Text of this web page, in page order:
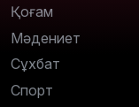
Қоғам
Мәдениет
Сұхбат
Спорт